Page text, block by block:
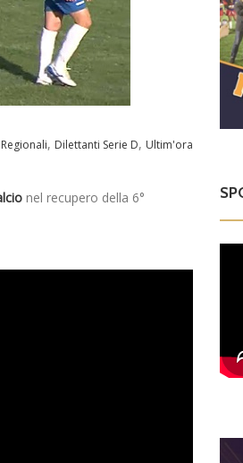
, Dilettanti Serie D, Ultim'ora
nel recupero della 6°